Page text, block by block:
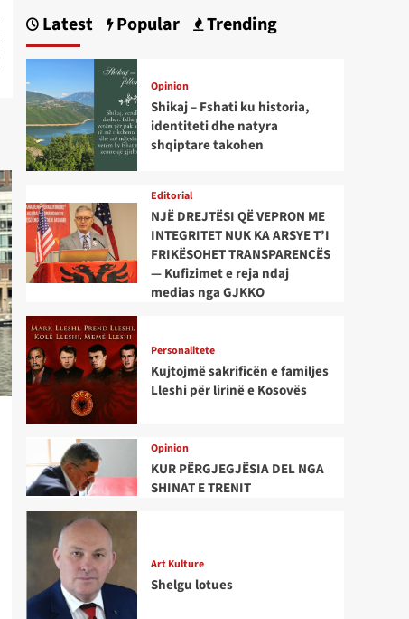
Latest Popular Trending
Opinion
Shikaj – Fshati ku historia,
identiteti dhe natyra
shqiptare takohen
Editorial
NJË DREJTËSI QË VEPRON ME
INTEGRITET NUK KA ARSYE T’I
FRIKËSOHET TRANSPARENCËS
— Kufizimet e reja ndaj
medias nga GJKKO
Personalitete
Kujtojmë sakrificën e familjes
Lleshi për lirinë e Kosovës
Opinion
KUR PËRGJEGJËSIA DEL NGA
SHINAT E TRENIT
Art Kulture
Shelgu lotues